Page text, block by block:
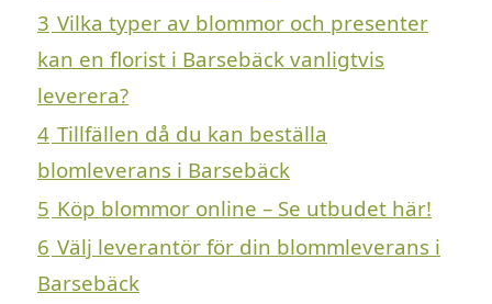
3 Vilka typer av blommor och presenter
kan en florist i Barsebäck vanligtvis
leverera?
4 Tillfällen då du kan beställa
blomleverans i Barsebäck
5 Köp blommor online – Se utbudet här!
6 Välj leverantör för din blommleverans i
Barsebäck